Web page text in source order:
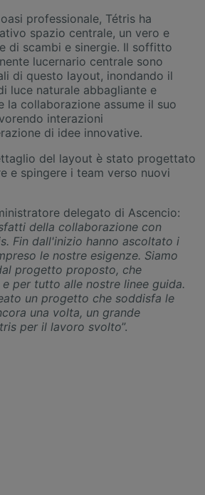
professionale, Tétris ha
spazio centrale, un vero e
di scambi e sinergie. Il soffitto
lucernario centrale sono
di questo layout, inondando il
luce naturale abbagliante e
la collaborazione assume il suo
interazioni
di idee innovative.
del layout è stato progettato
e spingere i team verso nuovi
delegato di Ascencio:
della collaborazione con
Fin dall'inizio hanno ascoltato i
le nostre esigenze. Siamo
progetto proposto, che
per tutto alle nostre linee guida.
un progetto che soddisfa le
una volta, un grande
per il lavoro svolto”.